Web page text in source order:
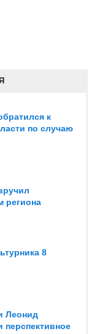
к
по случаю
региона
8
Леонид